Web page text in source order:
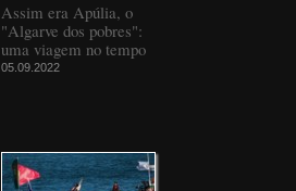
Assim era Apúlia, o
"Algarve dos pobres":
uma viagem no tempo
05.09.2022